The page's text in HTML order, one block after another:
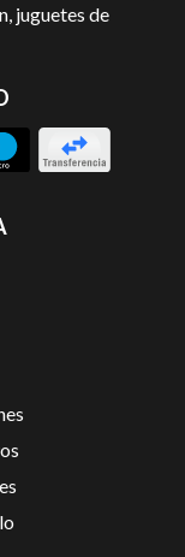
juguetes de